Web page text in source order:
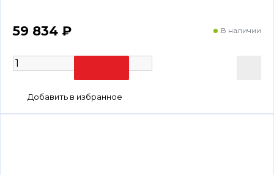
59 834 ₽ В наличии